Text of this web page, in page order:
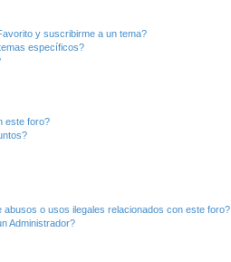
y suscribirme a un tema?
específicos?
este foro?
o usos ilegales relacionados con este foro?
Administrador?